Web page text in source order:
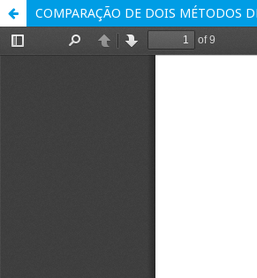
COMPARAÇÃO DE DOIS MÉTODOS